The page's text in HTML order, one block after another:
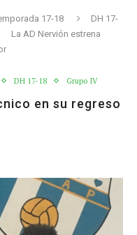
17-18
DH 17-
La AD Nervión estrena
DH 17-18 Grupo IV
en su regreso